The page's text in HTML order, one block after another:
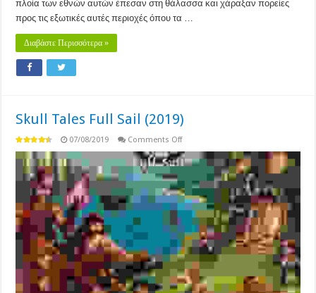
πλοία των εθνών αυτών έπεσαν στη θάλασσα και χάραξαν πορείες
προς τις εξωτικές αυτές περιοχές όπου τα …
Διαβάστε Περισσότερα »
Skull Tales Full Sail (2019)
07/08/2019 Comments Offon
Tales
Full
(2019)